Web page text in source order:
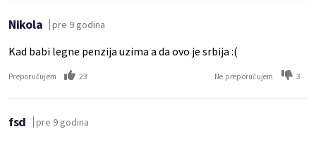
Nikola pre 9 godina
Kad babi legne penzija uzima a da ovo je srbija :(
Preporučujem 23 Ne preporučujem 3
fsd pre 9 godina